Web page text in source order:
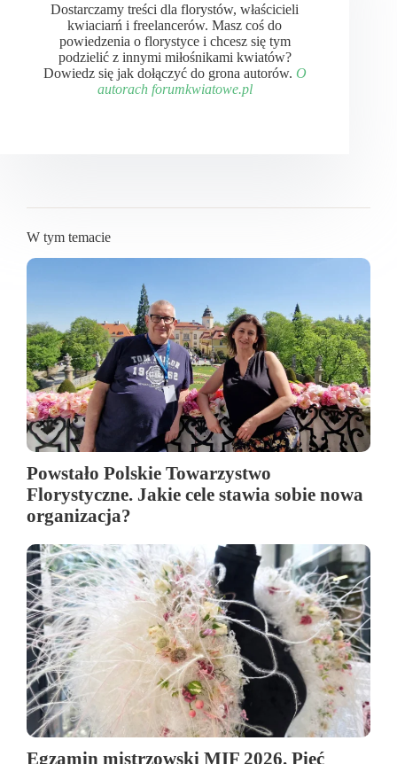
Dostarczamy treści dla florystów, właścicieli
kwiaciarń i freelancerów. Masz coś do
powiedzenia o florystyce i chcesz się tym
podzielić z innymi miłośnikami kwiatów?
Dowiedz się jak dołączyć do grona autorów. O
autorach forumkwiatowe.pl
W tym temacie
Powstało Polskie Towarzystwo
Florystyczne. Jakie cele stawia sobie nowa
organizacja?
Egzamin mistrzowski MIF 2026. Pięć